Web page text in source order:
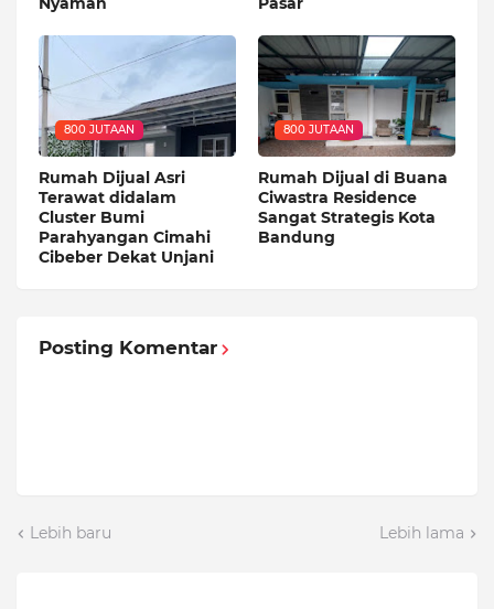
800 JUTAAN
Rumah Dijual Asri
Terawat didalam
Cluster Bumi
Parahyangan Cimahi
Cibeber Dekat Unjani
800 JUTAAN
Rumah Dijual di Buana
Ciwastra Residence
Sangat Strategis Kota
Bandung
Posting Komentar
Lebih baru Lebih lama